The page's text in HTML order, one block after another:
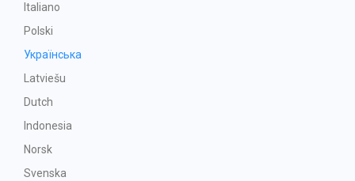
Italiano
Polski
Українська
Latviešu
Dutch
Indonesia
Norsk
Svenska